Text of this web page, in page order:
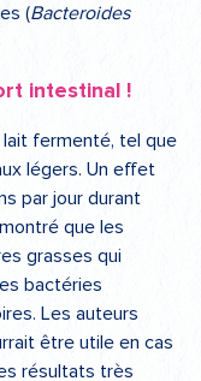
(Bacteroides
intestinal !
fermenté, tel que
légers. Un effet
par jour durant
que les
grasses qui
bactéries
Les auteurs
être utile en cas
résultats très